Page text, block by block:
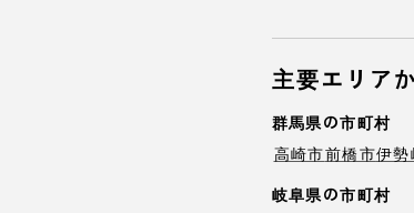
主要エリア
群馬県の市町村
高崎市前橋市伊勢
岐阜県の市町村